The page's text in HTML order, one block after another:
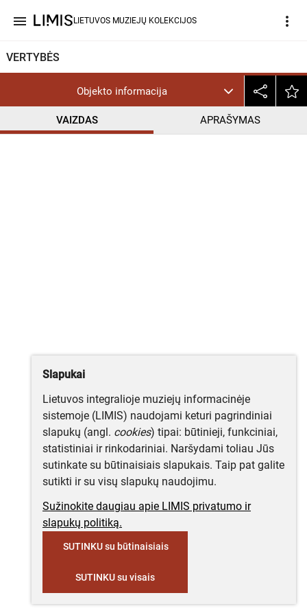
menu LIETUVOS MUZIEJŲ KOLEKCIJOS more_vert
VERTYBĖS
Objekto informacija
VAIZDAS APRAŠYMAS
Slapukai
Lietuvos integralioje muziejų informacinėje
sistemoje (LIMIS) naudojami keturi pagrindiniai
slapukų (angl. cookies) tipai: būtinieji, funkciniai,
statistiniai ir rinkodariniai. Naršydami toliau Jūs
sutinkate su būtinaisiais slapukais. Taip pat galite
sutikti ir su visų slapukų naudojimu.
Sužinokite daugiau apie LIMIS privatumo ir
slapukų politiką.
SUTINKU su būtinaisiais
SUTINKU su visais